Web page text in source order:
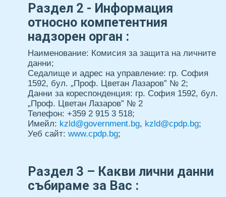
TAXISTARS
ПЪТУВАЙ
ШОФИРАЙ
БИЗНЕС
ГРАДОВЕ
Раздел 2 - Информация
относно компетентния
надзорен орган :
Наименование: Комисия за защита на личните
данни;
Седалище и адрес на управление: гр. София
1592, бул. „Проф. Цветан Лазаров” № 2;
Данни за кореспонденция: гр. София 1592, бул.
„Проф. Цветан Лазаров” № 2
Телефон: +359 2 915 3 518;
Имейл: kzld@government.bg, kzld@cpdp.bg;
Уеб сайт: www.cpdp.bg;
Раздел 3 – Какви лични данни
събираме за Вас :